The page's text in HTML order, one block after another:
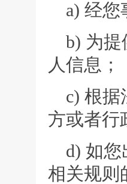
a) 经
b) 为
人信息；
c) 根据
方或者行
d) 如
相关规则